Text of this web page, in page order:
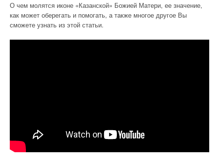
О чем молятся иконе «Казанской» Божией Матери, ее значение,
как может оберегать и помогать, а также многое другое Вы
сможете узнать из этой статьи.